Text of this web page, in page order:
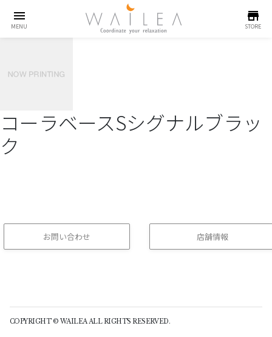
menu
MENU
store
STORE
コーラベースSシグナルブラッ
ク
お問い合わせ 店舗情報
COPYRIGHT © WAILEA ALL RIGHTS RESERVED.